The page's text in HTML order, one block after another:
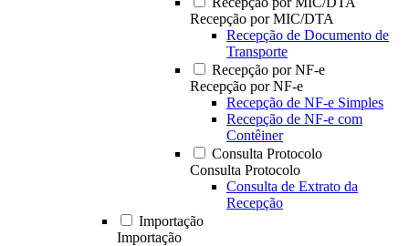
Recepção por MIC/DTA
Recepção de Documento de
Transporte
Recepção por NF-e
Recepção por NF-e
Recepção de NF-e Simples
Recepção de NF-e com
Contêiner
Consulta Protocolo
Consulta Protocolo
Consulta de Extrato da
Recepção
Importação
Importação